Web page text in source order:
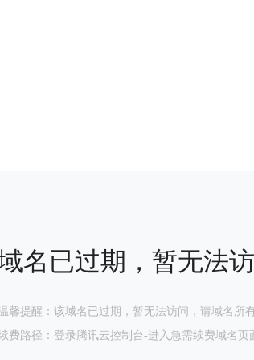
名已过期，暂无法
馨提醒：该域名已过期，暂无法访问，请域名所
费路径：登录腾讯云控制台-进入急需续费域名页